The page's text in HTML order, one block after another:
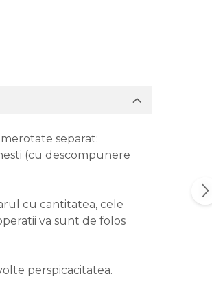
separat:
(cu descompunere
cu cantitatea, cele
va sunt de folos
perspicacitatea.